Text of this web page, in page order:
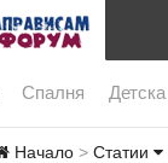
Спалня Детска
Начало Статии